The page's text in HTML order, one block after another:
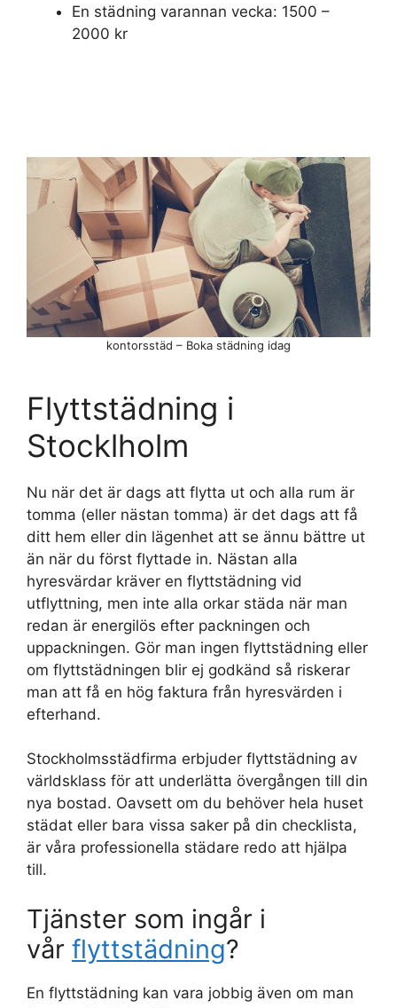
En städning varannan vecka: 1500 –
2000 kr
Flyttstädning i
Stocklholm
Nu när det är dags att flytta ut och alla rum är
tomma (eller nästan tomma) är det dags att få
ditt hem eller din lägenhet att se ännu bättre ut
än när du först flyttade in. Nästan alla
hyresvärdar kräver en flyttstädning vid
utflyttning, men inte alla orkar städa när man
redan är energilös efter packningen och
uppackningen. Gör man ingen flyttstädning eller
om flyttstädningen blir ej godkänd så riskerar
man att få en hög faktura från hyresvärden i
efterhand.
Stockholmsstädfirma erbjuder flyttstädning av
världsklass för att underlätta övergången till din
nya bostad. Oavsett om du behöver hela huset
städat eller bara vissa saker på din checklista,
är våra professionella städare redo att hjälpa
till.
Tjänster som ingår i
vår flyttstädning?
En flyttstädning kan vara jobbig även om man
kontorsstäd – Boka städning idag